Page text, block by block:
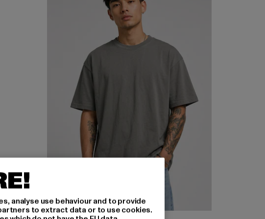
analyse use behaviour and to provide
to extract data or to use cookies.